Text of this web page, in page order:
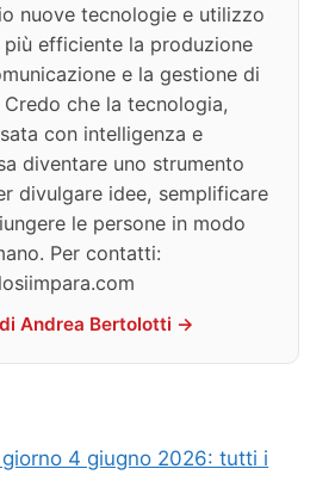
nuove tecnologie e utilizzo
più efficiente la produzione
e la gestione di
che la tecnologia,
con intelligenza e
diventare uno strumento
divulgare idee, semplificare
le persone in modo
Per contatti:
Andrea Bertolotti →
4 giugno 2026: tutti i